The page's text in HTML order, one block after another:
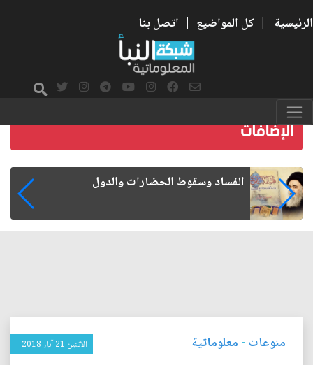
الرئيسية | كل المواضيع | اتصل بنا
رواتب الموظفين على صفيح ساخن
منوعات - معلوماتية الأثنين 21 آيار 2018